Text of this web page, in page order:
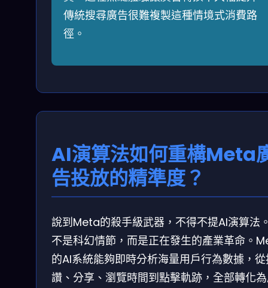
傳統搜尋廣告很難複製這種情境式消費路
徑。
AI演算法如何重構Meta
告投放的精準度？
說到Meta的殺手級武器，不得不提AI演算法
不是科幻情節，而是正在發生的產業革命。
的AI系統能夠即時分析海量用戶行為數據，
讚、分享、瀏覽時間到點擊軌跡，全部轉化